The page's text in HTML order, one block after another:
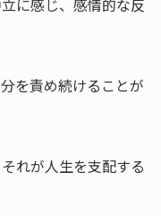
に感じ、感情的な反
を責め続けることが
れが人生を支配する